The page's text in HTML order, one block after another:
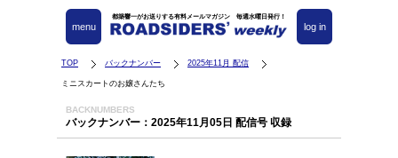
都築響一がお送りする有料メールマガジン 毎週水曜日発行！
log in
menu
TOP バックナンバー 2025年11月 配信
ミニスカートのお嬢さんたち
BACKNUMBERS
バックナンバー：2025年11月05日 配信号 収録